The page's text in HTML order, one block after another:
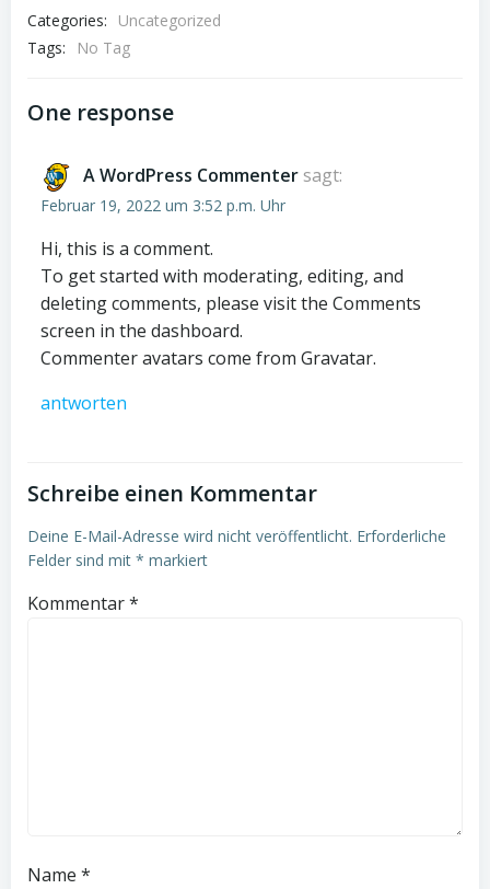
Categories:
Uncategorized
Tags:
No Tag
One response
A WordPress Commenter sagt:
Februar 19, 2022 um 3:52 p.m. Uhr
Hi, this is a comment.
To get started with moderating, editing, and
deleting comments, please visit the Comments
screen in the dashboard.
Commenter avatars come from Gravatar.
antworten
Schreibe einen Kommentar
Deine E-Mail-Adresse wird nicht veröffentlicht. Erforderliche
Felder sind mit * markiert
Kommentar*
Name *